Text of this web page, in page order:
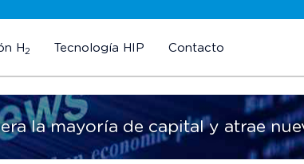
H2 Tecnología HIP Contacto
la mayoría de capital y atrae